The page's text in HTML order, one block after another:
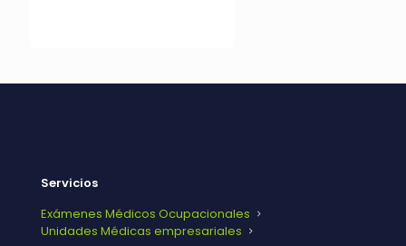
Servicios
Exámenes Médicos Ocupacionales
Unidades Médicas empresariales